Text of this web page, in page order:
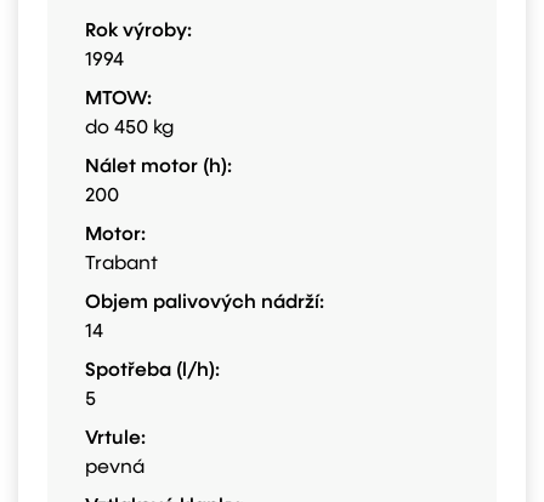
Rok výroby:
1994
MTOW:
do 450 kg
Nálet motor (h):
200
Motor:
Trabant
Objem palivových nádrží:
14
Spotřeba (l/h):
5
Vrtule:
pevná